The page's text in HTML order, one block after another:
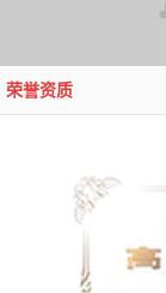
荣誉资质